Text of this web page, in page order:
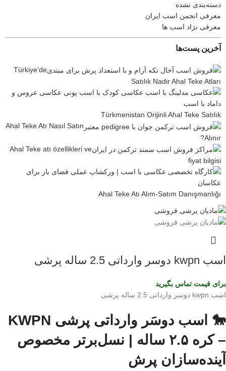
دسته‌بندی نشده
معرفی انجمن اسب ایران
معرفی نژاد اسب ها
آخرین پست‌ها
Türkiye’de
Satılık Nadir Ahal Teke Atları
Türkmenistan Orijinli Ahal Teke Satılık
Ahal Teke Atı Nasıl Satın
Alınır?
Ahal Teke atı özellikleri ve
fiyat bilgisi
Ahal Teke Atı Alım-Satım Danışmanlığı
اسب kwpn دوسر وارداتی 2.5 ساله پرشی
برای قیمت تماس بگیرید
اسب kwpn دوسر وارداتی 2.5 ساله پرشی
🐎 اسب دوسَر وارداتی پرشی KWPN
– کره ۲.۵ ساله | نسل‌برتر مخصوص
آینده‌سازان پرش